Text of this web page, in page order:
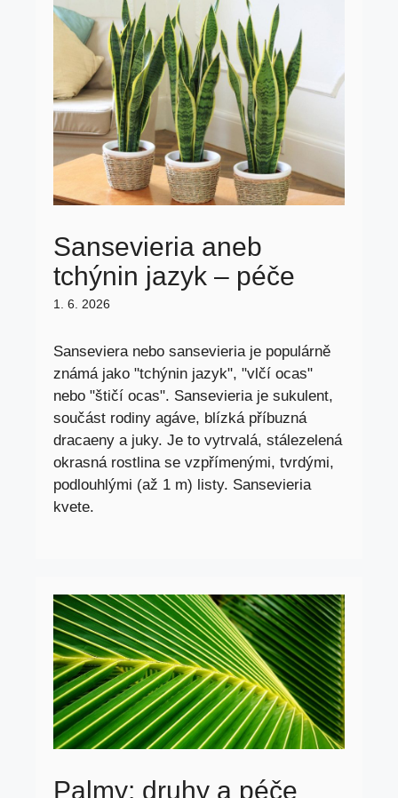
Sansevieria aneb
tchýnin jazyk – péče
1. 6. 2026
Sanseviera nebo sansevieria je populárně
známá jako "tchýnin jazyk", "vlčí ocas"
nebo "štičí ocas". Sansevieria je sukulent,
součást rodiny agáve, blízká příbuzná
dracaeny a juky. Je to vytrvalá, stálezelená
okrasná rostlina se vzpřímenými, tvrdými,
podlouhlými (až 1 m) listy. Sansevieria
kvete.
Palmy: druhy a péče